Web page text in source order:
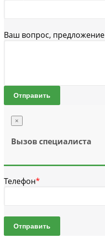
Ваш вопрос, предложение
Отправить
×
Вызов специалиста
Телефон*
Отправить